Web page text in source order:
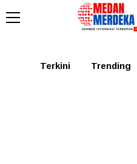
Tabagsel Tapanuli
Terkini Trending